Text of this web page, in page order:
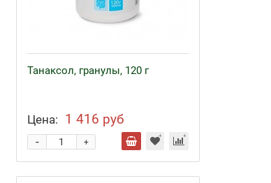
Танаксол, гранулы, 120 г
Цена: 1 416 руб
+
-